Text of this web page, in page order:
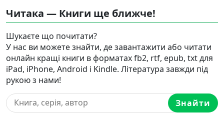
Читака — Книги ще ближче!
Шукаєте що почитати?
У нас ви можете знайти, де завантажити або читати
онлайн кращі книги в форматах fb2, rtf, epub, txt для
iPad, iPhone, Android і Kindle. Література завжди під
рукою з нами!
Знайти